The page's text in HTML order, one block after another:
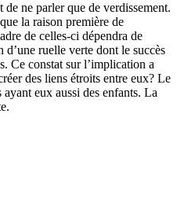
ne parler que de verdissement.
la raison première de
de celles-ci dépendra de
ruelle verte dont le succès
Ce constat sur l’implication a
des liens étroits entre eux? Le
eux aussi des enfants. La